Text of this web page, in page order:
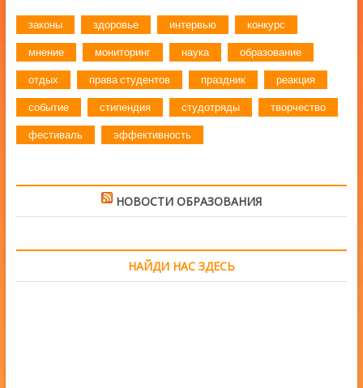
законы здоровье интервью конкурс
мнение мониторинг наука образование
отдых права студентов праздник реакция
событие стипендия студотряды творчество
фестиваль эффективность
НОВОСТИ ОБРАЗОВАНИЯ
НАЙДИ НАС ЗДЕСЬ